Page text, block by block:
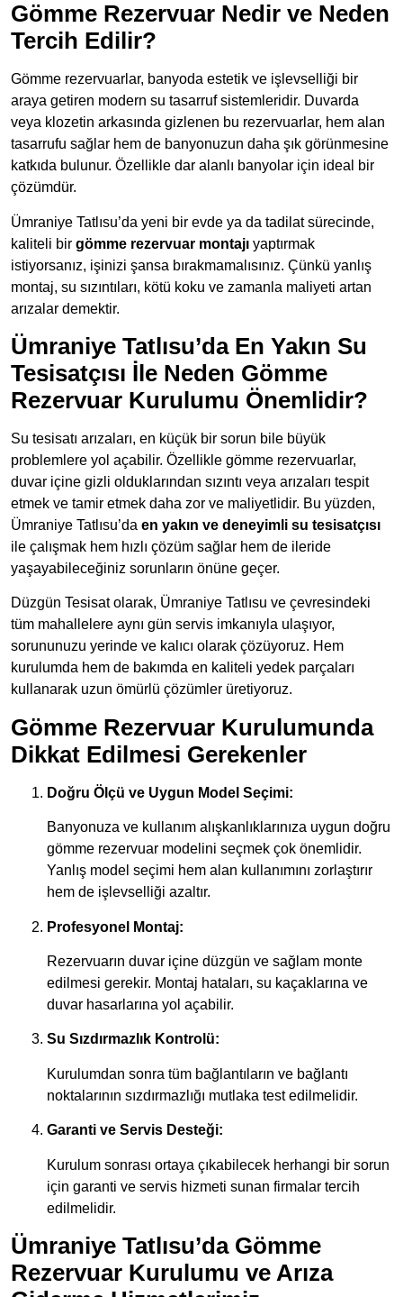
Gömme Rezervuar Nedir ve Neden
Tercih Edilir?
Gömme rezervuarlar, banyoda estetik ve işlevselliği bir
araya getiren modern su tasarruf sistemleridir. Duvarda
veya klozetin arkasında gizlenen bu rezervuarlar, hem alan
tasarrufu sağlar hem de banyonuzun daha şık görünmesine
katkıda bulunur. Özellikle dar alanlı banyolar için ideal bir
çözümdür.
Ümraniye Tatlısu’da yeni bir evde ya da tadilat sürecinde,
kaliteli bir gömme rezervuar montajı yaptırmak
istiyorsanız, işinizi şansa bırakmamalısınız. Çünkü yanlış
montaj, su sızıntıları, kötü koku ve zamanla maliyeti artan
arızalar demektir.
Ümraniye Tatlısu’da En Yakın Su
Tesisatçısı İle Neden Gömme
Rezervuar Kurulumu Önemlidir?
Su tesisatı arızaları, en küçük bir sorun bile büyük
problemlere yol açabilir. Özellikle gömme rezervuarlar,
duvar içine gizli olduklarından sızıntı veya arızaları tespit
etmek ve tamir etmek daha zor ve maliyetlidir. Bu yüzden,
Ümraniye Tatlısu’da en yakın ve deneyimli su tesisatçısı
ile çalışmak hem hızlı çözüm sağlar hem de ileride
yaşayabileceğiniz sorunların önüne geçer.
Düzgün Tesisat olarak, Ümraniye Tatlısu ve çevresindeki
tüm mahallelere aynı gün servis imkanıyla ulaşıyor,
sorununuzu yerinde ve kalıcı olarak çözüyoruz. Hem
kurulumda hem de bakımda en kaliteli yedek parçaları
kullanarak uzun ömürlü çözümler üretiyoruz.
Gömme Rezervuar Kurulumunda
Dikkat Edilmesi Gerekenler
Doğru Ölçü ve Uygun Model Seçimi:
Banyonuza ve kullanım alışkanlıklarınıza uygun doğru
gömme rezervuar modelini seçmek çok önemlidir.
Yanlış model seçimi hem alan kullanımını zorlaştırır
hem de işlevselliği azaltır.
Profesyonel Montaj:
Rezervuarın duvar içine düzgün ve sağlam monte
edilmesi gerekir. Montaj hataları, su kaçaklarına ve
duvar hasarlarına yol açabilir.
Su Sızdırmazlık Kontrolü:
Kurulumdan sonra tüm bağlantıların ve bağlantı
noktalarının sızdırmazlığı mutlaka test edilmelidir.
Garanti ve Servis Desteği:
Kurulum sonrası ortaya çıkabilecek herhangi bir sorun
için garanti ve servis hizmeti sunan firmalar tercih
edilmelidir.
Ümraniye Tatlısu’da Gömme
Rezervuar Kurulumu ve Arıza